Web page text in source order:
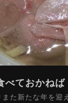
た新たな年を迎